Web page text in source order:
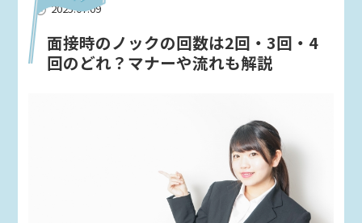
2025.07.09
面接時のノックの回数は2回・3回・4
回のどれ？マナーや流れも解説